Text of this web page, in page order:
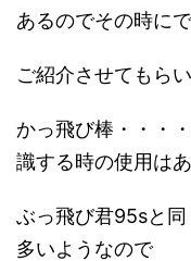
あるのでその時に
ご紹介させてもらい
かっ飛び棒・・・
識する時の使用は
ぶっ飛び君95sと
多いようなので